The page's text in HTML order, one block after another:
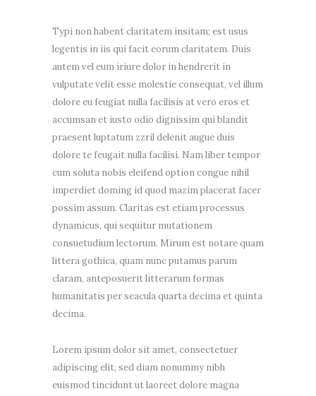
Typi non habent claritatem insitam; est usus
legentis in iis qui facit eorum claritatem. Duis
autem vel eum iriure dolor in hendrerit in
vulputate velit esse molestie consequat, vel illum
dolore eu feugiat nulla facilisis at vero eros et
accumsan et iusto odio dignissim qui blandit
praesent luptatum zzril delenit augue duis
dolore te feugait nulla facilisi. Nam liber tempor
cum soluta nobis eleifend option congue nihil
imperdiet doming id quod mazim placerat facer
possim assum. Claritas est etiam processus
dynamicus, qui sequitur mutationem
consuetudium lectorum. Mirum est notare quam
littera gothica, quam nunc putamus parum
claram, anteposuerit litterarum formas
humanitatis per seacula quarta decima et quinta
decima.
Lorem ipsum dolor sit amet, consectetuer
adipiscing elit, sed diam nonummy nibh
euismod tincidunt ut laoreet dolore magna